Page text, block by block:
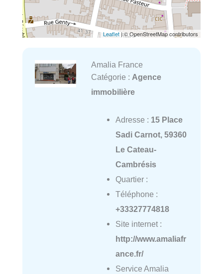
Leaflet| © OpenStreetMap contributors
Amalia France
Catégorie : Agence
immobilière
Adresse : 15 Place
Sadi Carnot, 59360
Le Cateau-
Cambrésis
Quartier :
Téléphone :
+33327774818
Site internet :
http://www.amaliafr
ance.fr/
Service Amalia